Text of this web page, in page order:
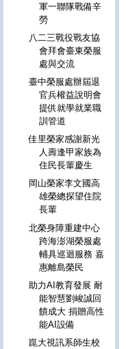
軍一聯隊戰備辛
勞
八二三戰役戰友協
會拜會臺東榮服
處與交流
臺中榮服處辦屆退
官兵權益說明會
提供就學就業職
訓管道
佳里榮家感謝新光
人壽逢甲家族為
住民長輩慶生
岡山榮家李文國高
雄榮總探望住院
長輩
北榮身障重建中心
跨海澎湖榮服處
輔具巡迴服務 嘉
惠離島榮民
助力AI教育發展 耐
能智慧劉峻誠回
饋成大 捐贈高性
能AI設備
崑大視訊系師生校